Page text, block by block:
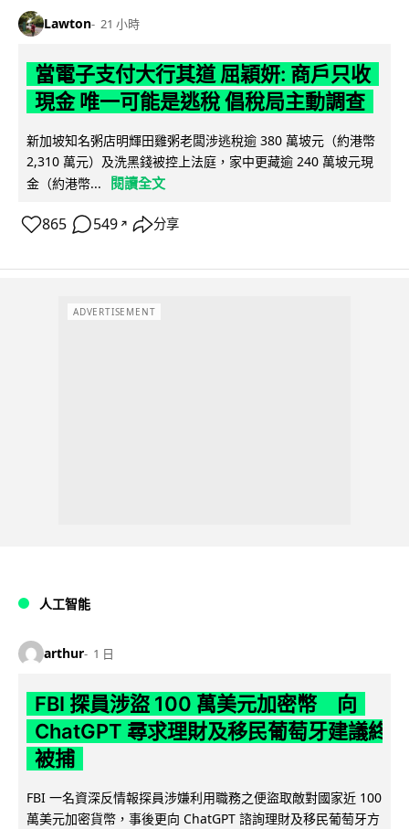
Lawton 21 小時
當電子支付大行其道 屈穎妍: 商戶只收
現金 唯一可能是逃稅 倡稅局主動調查
新加坡知名粥店明輝田雞粥老闆涉逃稅逾 380 萬坡元（約港幣
2,310 萬元）及洗黑錢被控上法庭，家中更藏逾 240 萬坡元現
金（約港幣...
閱讀全文
865 549 ↗ 分享
ADVERTISEMENT
人工智能
arthur 1 日
FBI 探員涉盜 100 萬美元加密幣 向
ChatGPT 尋求理財及移民葡萄牙建議終
被捕
FBI 一名資深反情報探員涉嫌利用職務之便盜取敵對國家近 100
萬美元加密貨幣，事後更向 ChatGPT 諮詢理財及移民葡萄牙方